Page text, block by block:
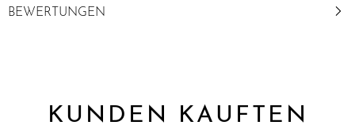
BEWERTUNGEN
KUNDEN KAUFTEN